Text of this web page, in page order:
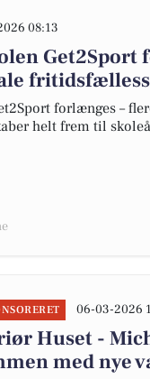
08:13
forlænges –
helt frem til
06-03-2026
Huset -
med nye